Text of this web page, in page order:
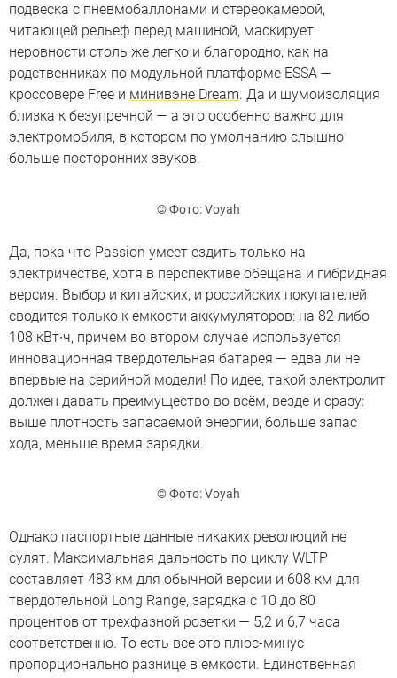
подвеска с пневмобаллонами и стереокамерой,
читающей рельеф перед машиной, маскирует
неровности столь же легко и благородно, как на
родственниках по модульной платформе ESSA —
кроссовере Free и минивэне Dream. Да и шумоизоляция
близка к безупречной — а это особенно важно для
электромобиля, в котором по умолчанию слышно
больше посторонних звуков.
© Фото: Voyah
Да, пока что Passion умеет ездить только на
электричестве, хотя в перспективе обещана и гибридная
версия. Выбор и китайских, и российских покупателей
сводится только к емкости аккумуляторов: на 82 либо
108 кВт∙ч, причем во втором случае используется
инновационная твердотельная батарея — едва ли не
впервые на серийной модели! По идее, такой электролит
должен давать преимущество во всём, везде и сразу:
выше плотность запасаемой энергии, больше запас
хода, меньше время зарядки.
© Фото: Voyah
Однако паспортные данные никаких революций не
сулят. Максимальная дальность по циклу WLTP
составляет 483 км для обычной версии и 608 км для
твердотельной Long Range, зарядка с 10 до 80
процентов от трехфазной розетки — 5,2 и 6,7 часа
соответственно. То есть все это плюс-минус
пропорционально разнице в емкости. Единственная